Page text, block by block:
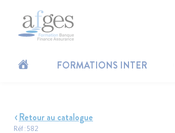
FORMATIONS INTER
Retour au catalogue
Réf : 582